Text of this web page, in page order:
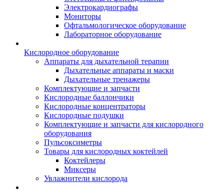
Электрокардиографы
Мониторы
Офтальмологическое оборудование
Лабораторное оборудование
Кислородное оборудование
Аппараты для дыхательной терапии
Дыхательные аппараты и маски
Дыхательные тренажеры
Комплектующие и запчасти
Кислородные баллончики
Кислородные концентраторы
Кислородные подушки
Комплектующие и запчасти для кислородного
оборудования
Пульсоксиметры
Товары для кислородных коктейлей
Коктейлеры
Миксеры
Увлажнители кислорода